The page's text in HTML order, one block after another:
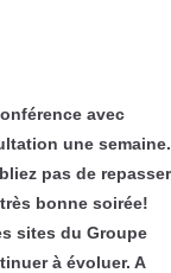
avec
une semaine.
pas de repasser
bonne soirée!
sites du Groupe
à évoluer. A